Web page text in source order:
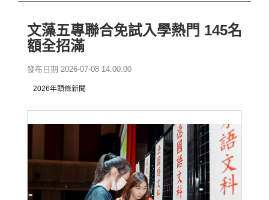
文藻五專聯合免試入學熱門 145名
額全招滿
發布日期 2026-07-08 14:00:00
2026年頭條新聞